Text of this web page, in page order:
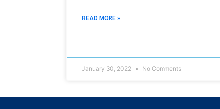
READ MORE »
January 30, 2022 No Comments